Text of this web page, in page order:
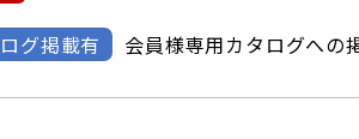
グ掲載有
会員様専用カタログへの